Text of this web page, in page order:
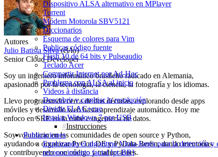
Dispositivo ALSA alternativo en MPlayer
Torrent
Módem Motorola SBV5121
Diccionarios
Esquema de colores para Vim
Publicar código fuente
Flash 10 de 64 bits y Pulseaudio
Teclado Acer
Compartir Internet por Ad‑Hoc
Problema con ALSA al inicio
Videos à distância
Descubrir y cambiar la resolución
Dividir FLAC+cue
Instalar Windows 7 por USB
Instrucciones
Publicaciones
Explorando el algoritmo Viola-Jones para la detección y
reconocimiento facial [pt-BR]
Autores
Julio Batista Silva(él/lo)
Senior Cloud Developer
Soy un ingeniero informático brasileño radicado en Alemania,
apasionado por la tecnología, la ciencia, la fotografía y los idiomas.
Llevo programando cerca de dos décadas, explorando desde apps
móviles y desarrollo web hasta aprendizaje automático. Hoy me
enfoco en SRE en la nube e ingeniería de datos.
Soy voluntario en las comunidades de open source y Python,
ayudando a organizar PyCon DE y PyData Berlin, dando mentorías
y contribuyendo con código y traducciones.